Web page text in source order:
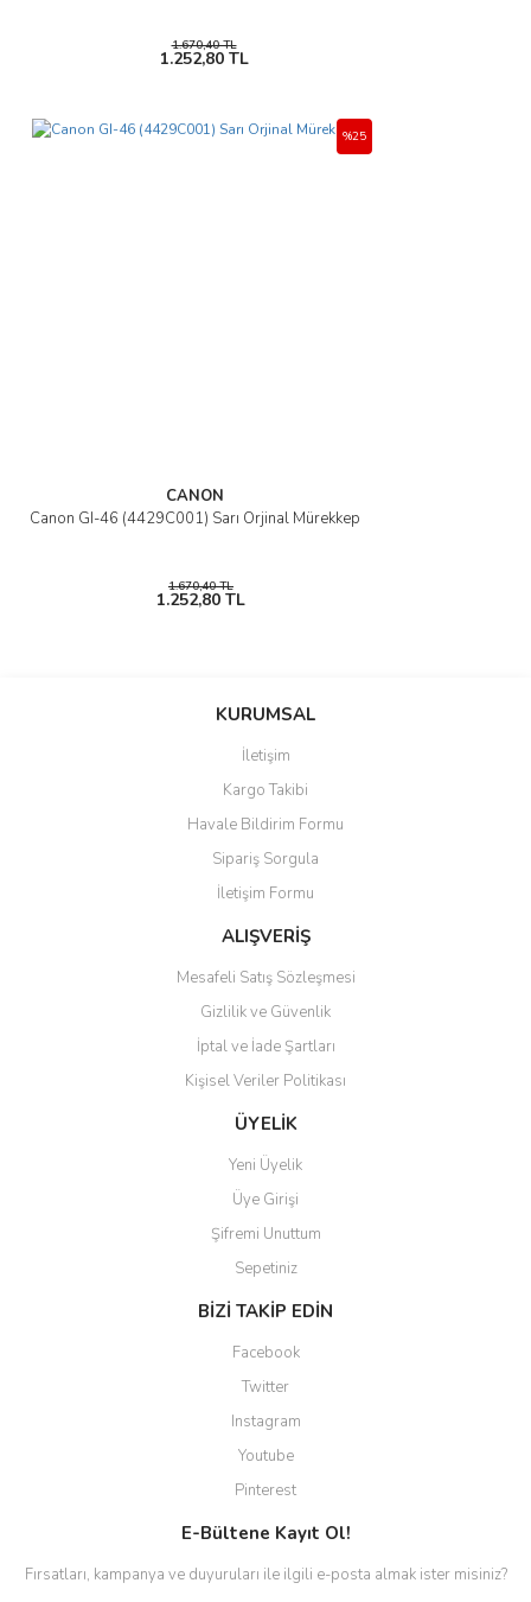
1.670,40 TL
1.252,80 TL
CANON
Canon GI-46 (4429C001) Sarı Orjinal Mürekkep
%25
1.670,40 TL
1.252,80 TL
KURUMSAL
İletişim
Kargo Takibi
Havale Bildirim Formu
Sipariş Sorgula
İletişim Formu
ALIŞVERİŞ
Mesafeli Satış Sözleşmesi
Gizlilik ve Güvenlik
İptal ve İade Şartları
Kişisel Veriler Politikası
ÜYELİK
Yeni Üyelik
Üye Girişi
Şifremi Unuttum
Sepetiniz
BİZİ TAKİP EDİN
Facebook
Twitter
Instagram
Youtube
Pinterest
E-Bültene Kayıt Ol!
Fırsatları, kampanya ve duyuruları ile ilgili e-posta almak ister misiniz?